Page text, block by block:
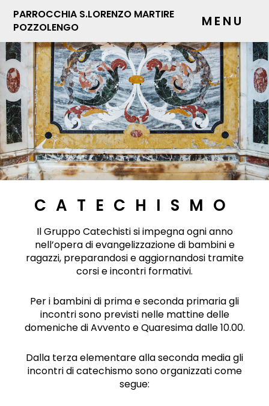
PARROCCHIA S.LORENZO MARTIRE
POZZOLENGO
MENU
CATECHISMO
Il Gruppo Catechisti si impegna ogni anno
nell’opera di evangelizzazione di bambini e
ragazzi, preparandosi e aggiornandosi tramite
corsi e incontri formativi.
Per i bambini di prima e seconda primaria gli
incontri sono previsti nelle mattine delle
domeniche di Avvento e Quaresima dalle 10.00.
Dalla terza elementare alla seconda media gli
incontri di catechismo sono organizzati come
segue: